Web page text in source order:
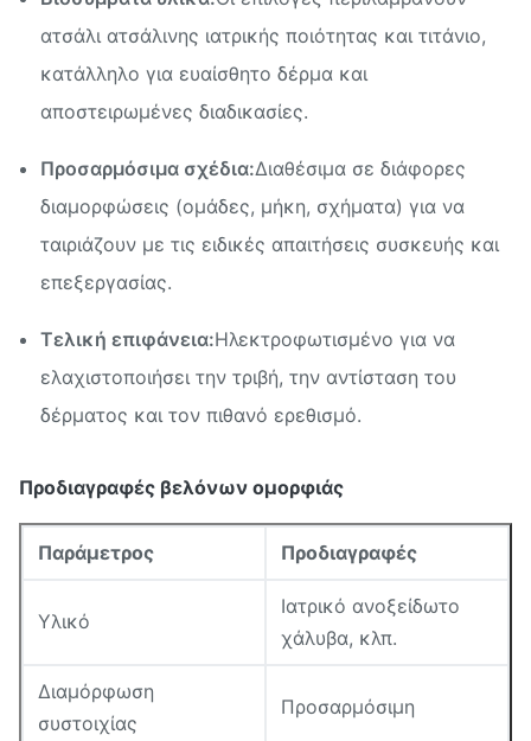
ατσάλι ατσάλινης ιατρικής ποιότητας και τιτάνιο,
κατάλληλο για ευαίσθητο δέρμα και
αποστειρωμένες διαδικασίες.
Προσαρμόσιμα σχέδια:Διαθέσιμα σε διάφορες
διαμορφώσεις (ομάδες, μήκη, σχήματα) για να
ταιριάζουν με τις ειδικές απαιτήσεις συσκευής και
επεξεργασίας.
Τελική επιφάνεια:Ηλεκτροφωτισμένο για να
ελαχιστοποιήσει την τριβή, την αντίσταση του
δέρματος και τον πιθανό ερεθισμό.
Προδιαγραφές βελόνων ομορφιάς
Παράμετρος Προδιαγραφές
Υλικό
Ιατρικό ανοξείδωτο
χάλυβα, κλπ.
Διαμόρφωση
συστοιχίας
Προσαρμόσιμη